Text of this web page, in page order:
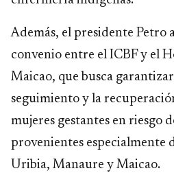
Además, el presidente Petro
convenio entre el ICBF y el
Maicao, que busca
seguimiento y la
mujeres gestantes en riesgo
provenientes especialmente
Uribia, Manaure y Maicao.